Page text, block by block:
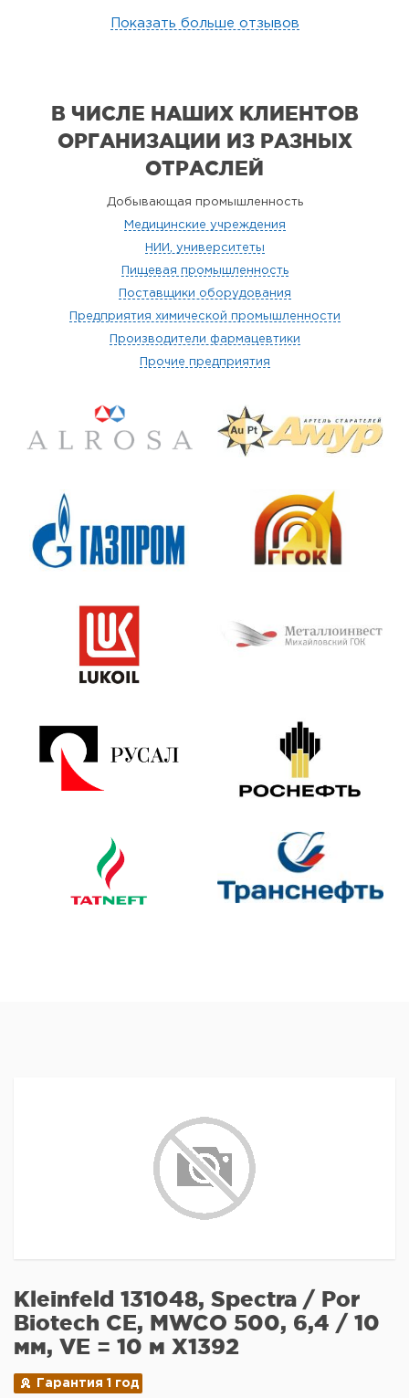
Показать больше отзывов
В ЧИСЛЕ НАШИХ КЛИЕНТОВ
ОРГАНИЗАЦИИ ИЗ РАЗНЫХ
ОТРАСЛЕЙ
Добывающая промышленность
Медицинские учреждения
НИИ, университеты
Пищевая промышленность
Поставщики оборудования
Предприятия химической промышленности
Производители фармацевтики
Прочие предприятия
Kleinfeld 131048, Spectra / Por
Biotech CE, MWCO 500, 6,4 / 10
мм, VE = 10 м X1392
Гарантия 1 год